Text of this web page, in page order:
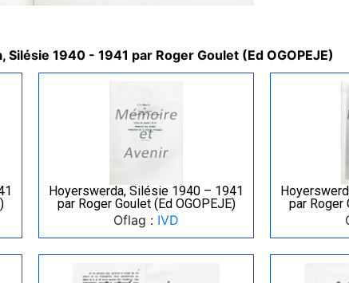
1940 - 1941 par Roger Goulet (Ed OGOPEJE)
Hoyerswerda, Silésie 1940 – 1941
par Roger Goulet (Ed OGOPEJE)
Oflag : IVD
par Roger